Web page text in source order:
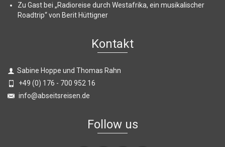
Zu Gast bei „Radioreise durch Westafrika, ein musikalischer
Roadtrip“ von Berit Hüttigner
Kontakt
Sabine Hoppe und Thomas Rahn
+49 (0) 176 - 700 952 16
info@abseitsreisen.de
Follow us